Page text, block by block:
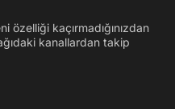
kaçırmadığınızdan
kanallardan takip